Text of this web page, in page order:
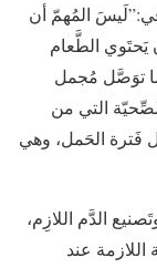
المُهمّ أن
يَحتَوي الطَّعام
ما توَصَّل مُجمل
التي من
فَترة الحَمل، وهي
الدَّم اللازِم،
عند